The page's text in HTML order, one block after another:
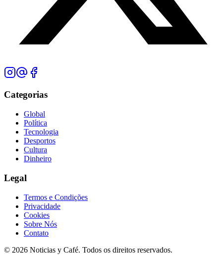
Categorias
Global
Política
Tecnologia
Desportos
Cultura
Dinheiro
Legal
Termos e Condições
Privacidade
Cookies
Sobre Nós
Contato
© 2026 Noticias y Café. Todos os direitos reservados.